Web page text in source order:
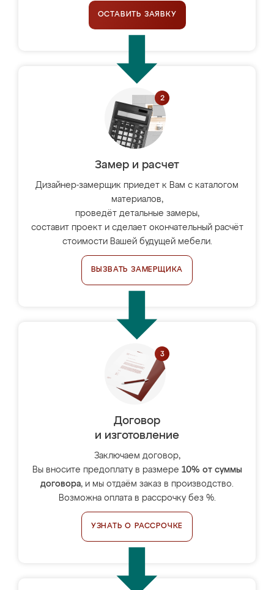
ОСТАВИТЬ ЗАЯВКУ
Замер и расчет
Дизайнер-замерщик приедет к Вам с каталогом
материалов,
проведёт детальные замеры,
составит проект и сделает окончательный расчёт
стоимости Вашей будущей мебели.
ВЫЗВАТЬ ЗАМЕРЩИКА
Договор
и изготовление
Заключаем договор,
Вы вносите предоплату в размере 10% от суммы
договора, и мы отдаём заказ в производство.
Возможна оплата в рассрочку без %.
УЗНАТЬ О РАССРОЧКЕ